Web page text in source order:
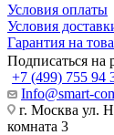
Условия оплаты
Условия
Гарантия на
Подписаться на
+7 (499) 755 94
Info@smart-
г. Москва ул.
комната 3